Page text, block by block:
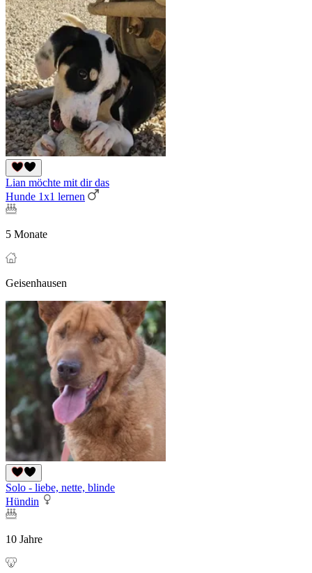
Lian möchte mit dir das
Hunde 1x1 lernen
5 Monate
Geisenhausen
Solo - liebe, nette, blinde
Hündin
10 Jahre